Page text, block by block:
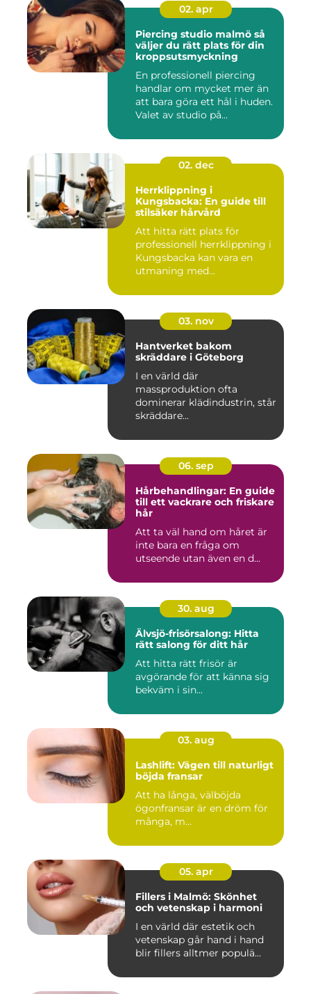
02. apr
Piercing studio malmö så
väljer du rätt plats för din
kroppsutsmyckning
En professionell piercing
handlar om mycket mer än
att bara göra ett hål i huden.
Valet av studio på...
02. dec
Herrklippning i
Kungsbacka: En guide till
stilsäker hårvård
Att hitta rätt plats för
professionell herrklippning i
Kungsbacka kan vara en
utmaning med...
03. nov
Hantverket bakom
skräddare i Göteborg
I en värld där
massproduktion ofta
dominerar klädindustrin, står
skräddare...
06. sep
Hårbehandlingar: En guide
till ett vackrare och friskare
hår
Att ta väl hand om håret är
inte bara en fråga om
utseende utan även en d...
30. aug
Älvsjö-frisörsalong: Hitta
rätt salong för ditt hår
Att hitta rätt frisör är
avgörande för att känna sig
bekväm i sin...
03. aug
Lashlift: Vägen till naturligt
böjda fransar
Att ha långa, välböjda
ögonfransar är en dröm för
många, m...
05. apr
Fillers i Malmö: Skönhet
och vetenskap i harmoni
I en värld där estetik och
vetenskap går hand i hand
blir fillers alltmer populä...